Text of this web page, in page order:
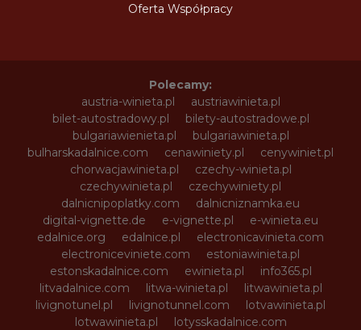
Oferta Współpracy
Polecamy:
austria-winieta.pl
austriawinieta.pl
bilet-autostradowy.pl
bilety-autostradowe.pl
bulgariawienieta.pl
bulgariawinieta.pl
bulharskadalnice.com
cenawiniety.pl
cenywiniet.pl
chorwacjawinieta.pl
czechy-winieta.pl
czechywinieta.pl
czechywiniety.pl
dalnicnipoplatky.com
dalnicniznamka.eu
digital-vignette.de
e-vignette.pl
e-winieta.eu
edalnice.org
edalnice.pl
electronicavinieta.com
electroniceviniete.com
estoniawinieta.pl
estonskadalnice.com
ewinieta.pl
info365.pl
litvadalnice.com
litwa-winieta.pl
litwawinieta.pl
livignotunel.pl
livignotunnel.com
lotvawinieta.pl
lotwawinieta.pl
lotysskadalnice.com